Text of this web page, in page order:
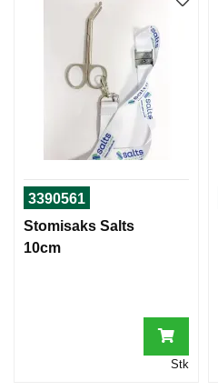
3390561
Stomisaks Salts
10cm
Stk